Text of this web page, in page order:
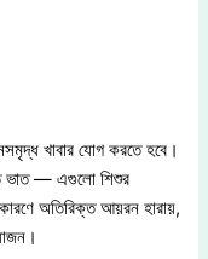
খাবার যোগ করতে হবে।
ভাত — এগুলো শিশুর
অতিরিক্ত আয়রন হারায়,